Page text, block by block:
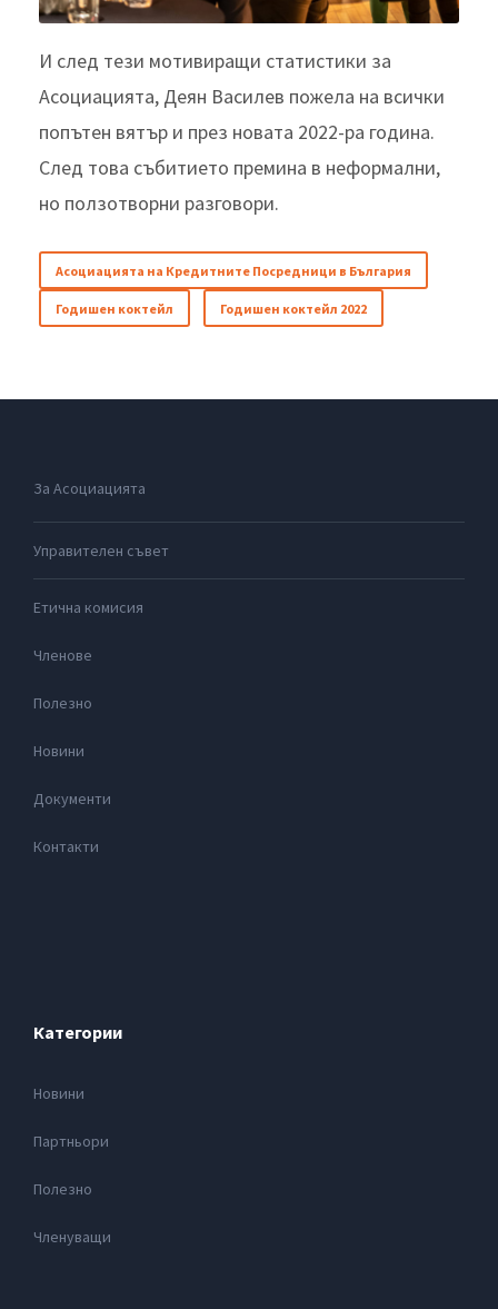
И след тези мотивиращи статистики за
Асоциацията, Деян Василев пожела на всички
попътен вятър и през новата 2022-ра година.
След това събитието премина в неформални,
но ползотворни разговори.
Асоциацията на Кредитните Посредници в България
Годишен коктейл Годишен коктейл 2022
За Асоциацията
Управителен съвет
Етична комисия
Членове
Полезно
Новини
Документи
Контакти
Категории
Новини
Партньори
Полезно
Членуващи